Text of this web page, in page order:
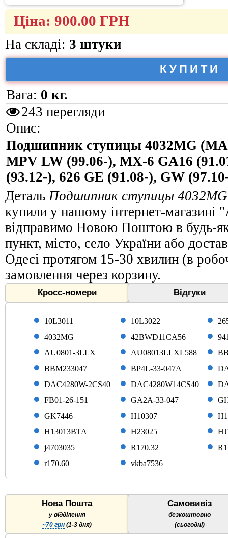
Ціна: 900.00 ГРН
На складі: 3 штуки
КУПИТИ
Вага: 0 кг.
243 перегляди
Опис:
Подшипник ступицы 4032MG
MPV LW (99.06-), MX-6 GA16
(93.12-), 626 GE (91.08-), GW
Деталь Подшипник ступицы
купили у нашому інтернет-магазині
відправимо Новою Поштою в будь-
пункт, місто, село України або
Одесі протягом 15-30 хвилин (в
замовлення через корзину.
Кросс-номери Відгуки
10L3011 10L3022
4032MG
42BWD11CA56
AU0801-3LLX
AU08013LLXL588
BBM233047
BP4L-33-047A
DAC4280W-2CS40
DAC4280W14CS40
FB01-26-151
GA2A-33-047
GK7446
H10307
H13013BTA
H23025
j4703035
R170.32
r170.60
vkba7536
Нова Пошта
у відділення
~70 грн (1-3 дня)
Самовивіз
безкоштовно
(сьогодні)